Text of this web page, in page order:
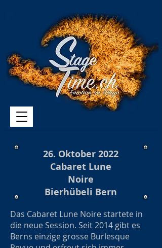
26. Oktober 2022
Cabaret Lune
Noire
Bierhübeli Bern
Das Cabaret Lune Noire startete in
die neue Session. Seit 2014 gibt es
Berns einzige grosse Burlesque